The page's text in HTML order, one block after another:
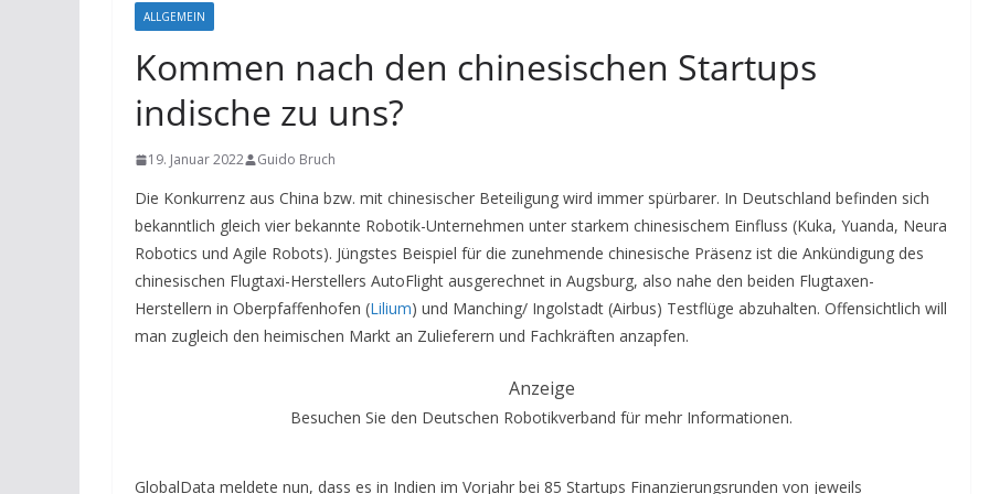
ALLGEMEIN
Kommen nach den chinesischen Startups
indische zu uns?
19. Januar 2022 Guido Bruch
Die Konkurrenz aus China bzw. mit chinesischer Beteiligung wird immer spürbarer. In Deutschland befinden sich
bekanntlich gleich vier bekannte Robotik-Unternehmen unter starkem chinesischem Einfluss (Kuka, Yuanda, Neura
Robotics und Agile Robots). Jüngstes Beispiel für die zunehmende chinesische Präsenz ist die Ankündigung des
chinesischen Flugtaxi-Herstellers AutoFlight ausgerechnet in Augsburg, also nahe den beiden Flugtaxen-
Herstellern in Oberpfaffenhofen (Lilium) und Manching/ Ingolstadt (Airbus) Testflüge abzuhalten. Offensichtlich will
man zugleich den heimischen Markt an Zulieferern und Fachkräften anzapfen.
Anzeige
Besuchen Sie den Deutschen Robotikverband für mehr Informationen.
GlobalData meldete nun, dass es in Indien im Vorjahr bei 85 Startups Finanzierungsrunden von jeweils